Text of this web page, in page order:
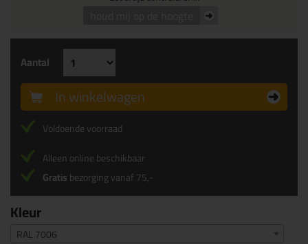
Kleur
RAL 7006
Aantal
In winkelwagen
Voldoende voorraad
Alleen online beschikbaar
Gratisbezorging vanaf 75,-